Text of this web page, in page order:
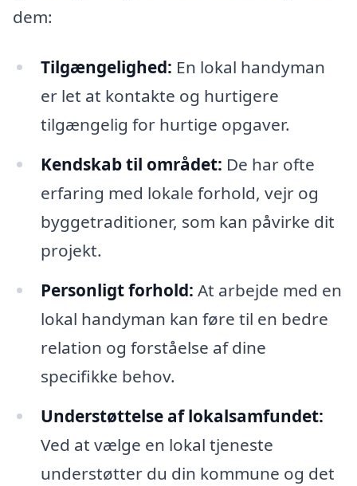
dem:
Tilgængelighed: En lokal handyman
er let at kontakte og hurtigere
tilgængelig for hurtige opgaver.
Kendskab til området: De har ofte
erfaring med lokale forhold, vejr og
byggetraditioner, som kan påvirke dit
projekt.
Personligt forhold: At arbejde med en
lokal handyman kan føre til en bedre
relation og forståelse af dine
specifikke behov.
Understøttelse af lokalsamfundet:
Ved at vælge en lokal tjeneste
understøtter du din kommune og det